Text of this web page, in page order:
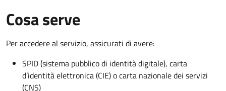
Cosa serve
Per accedere al servizio, assicurati di avere:
SPID (sistema pubblico di identità digitale), carta
d’identità elettronica (CIE) o carta nazionale dei servizi
(CNS)